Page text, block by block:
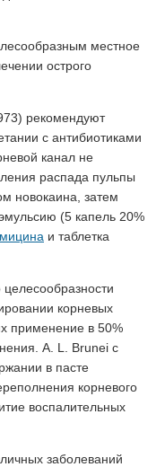
местное
острого
рекомендуют
с антибиотиками
канал не
распада пульпы
новокаина, затем
(5 капель 20%
и таблетка
корневых
применение в 50%
A. L. Brunei с
в пасте
корневого
воспалительных
заболеваний